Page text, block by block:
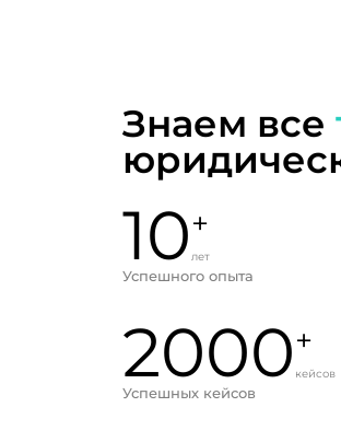
Знаем все
10+
лет
Успешного опыта
2000+
кейсов
Успешных кейсов